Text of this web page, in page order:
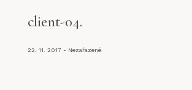
client-04
22. 11. 2017 Nezařazené